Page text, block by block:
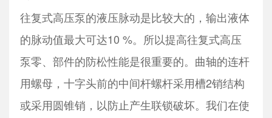
往复式高压泵的液压脉动是比较大的，输出液体
的脉动值最大可达10 %。所以提高往复式高压
泵零、部件的防松性能是很重要的。曲轴的连杆
用螺母，十字头前的中间杆螺杆采用槽2销结构
或采用圆锥销，以防止产生联锁破坏。我们在使